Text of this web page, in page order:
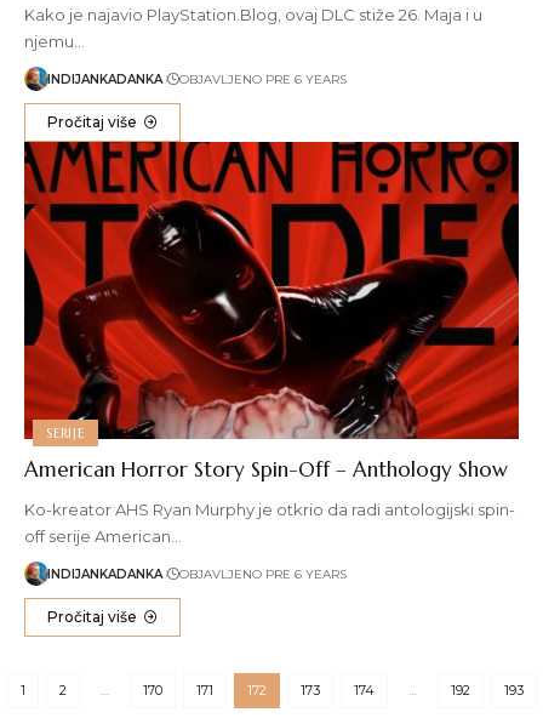
Kako je najavio PlayStation.Blog, ovaj DLC stiže 26. Maja i u
njemu…
INDIJANKADANKA OBJAVLJENO PRE 6 YEARS
Pročitaj više
SERIJE
American Horror Story Spin-Off – Anthology Show
Ko-kreator AHS Ryan Murphy je otkrio da radi antologijski spin-
off serije American…
INDIJANKADANKA OBJAVLJENO PRE 6 YEARS
Pročitaj više
1 2 … 170 171 172 173 174 … 192 193